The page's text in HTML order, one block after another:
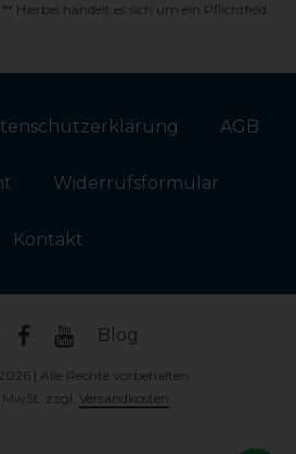
** Hierbei handelt es sich um ein Pflichtfeld.
AGB
Widerrufs­formular
Kontakt
Blog
| Alle Rechte vorbehalten.
MwSt. zzgl. Versandkosten